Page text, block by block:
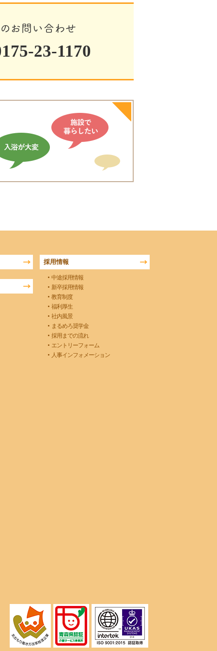
お問い合わせ
23-1170
採用情報
中途採用情報
新卒採用情報
教育制度
福利厚生
社内風景
まるめろ奨学金
採用までの流れ
エントリーフォーム
人事インフォメーション